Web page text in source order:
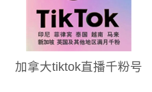
加拿大tiktok直播千粉号